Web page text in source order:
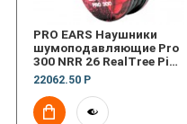
PRO EARS Наушники
шумоподавляющие Pro
300 NRR 26 RealTree Pink
Camo
22062.50 Р